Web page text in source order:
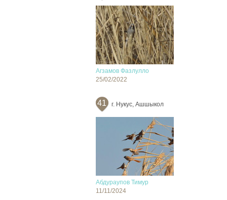
Агзамов Фазлулло
25/02/2022
41 г. Нукус, Ашшыкол
Абдураупов Тимур
11/11/2024